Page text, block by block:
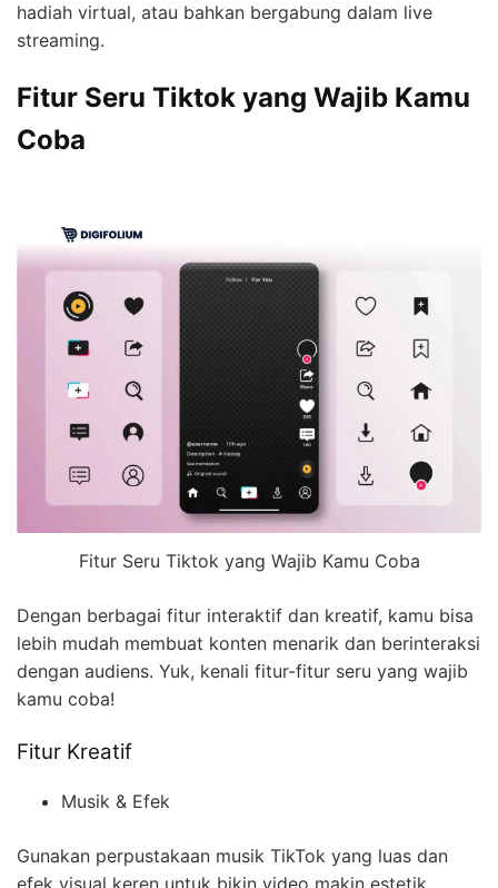
hadiah virtual, atau bahkan bergabung dalam live
streaming.
Fitur Seru Tiktok yang Wajib Kamu
Coba
Fitur Seru Tiktok yang Wajib Kamu Coba
Dengan berbagai fitur interaktif dan kreatif, kamu bisa
lebih mudah membuat konten menarik dan berinteraksi
dengan audiens. Yuk, kenali fitur-fitur seru yang wajib
kamu coba!
Fitur Kreatif
Musik & Efek
Gunakan perpustakaan musik TikTok yang luas dan